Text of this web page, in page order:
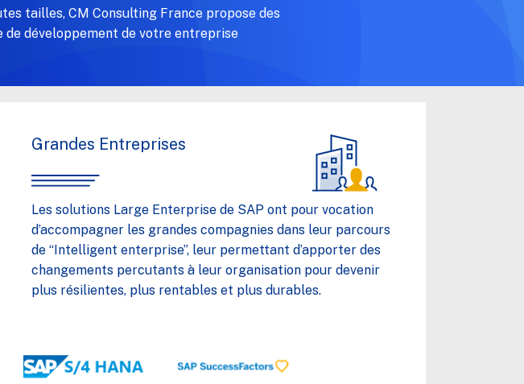
tailles, CM Consulting France propose des
développement de votre entreprise
Grandes Entreprises
Les solutions Large Enterprise de SAP ont pour vocation
d’accompagner les grandes compagnies dans leur parcours
de “Intelligent enterprise”, leur permettant d’apporter des
changements percutants à leur organisation pour devenir
plus résilientes, plus rentables et plus durables.